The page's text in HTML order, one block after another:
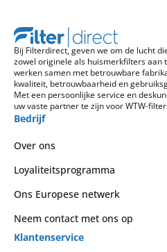
Bij Filterdirect, geven we om de lucht
zowel originele als huismerkfilters aan
werken samen met betrouwbare
kwaliteit, betrouwbaarheid en
Met een persoonlijke service en
uw vaste partner te zijn voor WTW-
Bedrijf
Over ons
Loyaliteitsprogramma
Ons Europese netwerk
Neem contact met ons op
Klantenservice